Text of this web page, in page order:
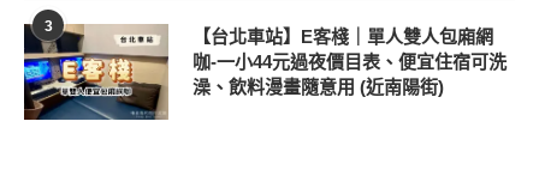
3
【台北車站】E客棧｜單人雙人包廂網
咖-一小44元過夜價目表、便宜住宿可洗
澡、飲料漫畫隨意用 (近南陽街)